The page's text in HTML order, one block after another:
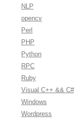
NLP
opencv
Perl
PHP
Python
RPC
Ruby
Visual C++ && C#
Windows
Wordpress